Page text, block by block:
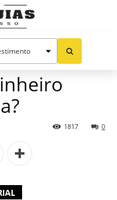
Publieditorial
0
1817